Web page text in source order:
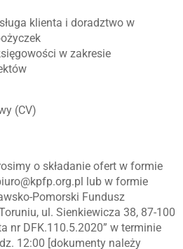
klienta i doradztwo w
w zakresie
(CV)
o składanie ofert w formie
lub w formie
Pomorski Fundusz
ul. Sienkiewicza 38, 87-100
nr DFK.110.5.2020” w terminie
12:00 [dokumenty należy